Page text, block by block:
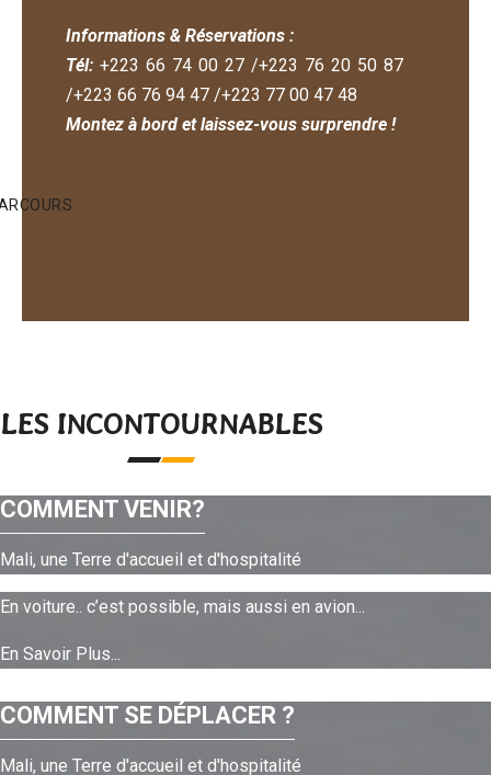
Informations & Réservations :
Tél: +223 66 74 00 27 /+223 76 20 50 87
/+223 66 76 94 47 /+223 77 00 47 48
Montez à bord et laissez-vous surprendre !
LES INCONTOURNABLES
COMMENT VENIR?
Mali, une Terre d'accueil et d'hospitalité
En voiture.. c’est possible, mais aussi en avion...
En Savoir Plus...
COMMENT SE DÉPLACER ?
Mali, une Terre d'accueil et d'hospitalité